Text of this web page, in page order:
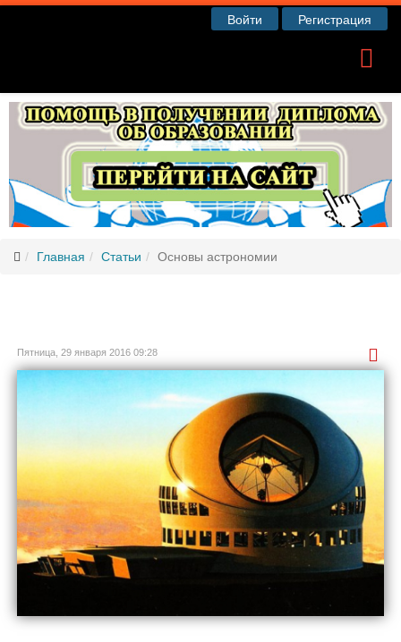
Войти Регистрация
Главная Статьи Основы астрономии
Пятница, 29 января 2016 09:28